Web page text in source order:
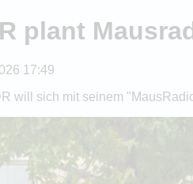
plant
17:49
will sich mit seinem